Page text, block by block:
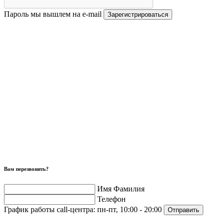
Пароль мы вышлем на e-mail Зарегистрироваться
Вам перезвонить?
Имя Фамилия
Телефон
График работы call-центра: пн-пт, 10:00 - 20:00 Отправить